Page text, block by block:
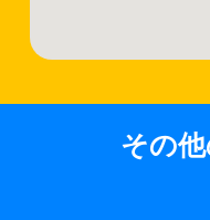
その